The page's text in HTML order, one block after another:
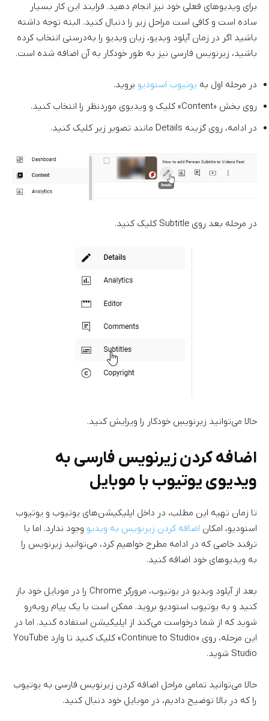
برای ویدیوهای فعلی خود نیز انجام دهید. فرایند این کار بسیار
ساده است و کافی است مراحل زیر را دنبال کنید. البته توجه داشته
باشید اگر در زمان آپلود ویدیو، زبان ویدیو را به‌درستی انتخاب کرده
باشید، زیرنویس فارسی نیز به طور خودکار به آن اضافه شده است.
در مرحله اول به یوتیوب استودیو بروید.
روی بخش «Content» کلیک و ویدیوی موردنظر را انتخاب کنید.
در ادامه، روی گزینه Details مانند تصویر زیر کلیک کنید.
در مرحله بعد روی Subtitle کلیک کنید.
حالا می‌توانید زیرنویسِ خودکار را ویرایش کنید.
اضافه کردن زیرنویس فارسی به
ویدیوی یوتیوب با موبایل
تا زمان تهیه این مطلب، در داخل اپلیکیشن‌های یوتیوب و یوتیوب
استودیو، امکان اضافه کردن زیرنویس به ویدیو وجود ندارد. اما با
ترفند خاصی که در ادامه مطرح خواهیم کرد، می‌توانید زیرنویس را
به ویدیوهای خود اضافه کنید.
بعد از آپلود ویدیو در یوتیوب، مرورگر Chrome را در موبایل خود باز
کنید و به یوتیوب استودیو بروید. ممکن است با یک پیام روبه‌رو
شوید که از شما درخواست می‌کند از اپلیکیشن استفاده کنید. اما در
این مرحله، روی «Continue to Studio» کلیک کنید تا وارد YouTube
Studio شوید.
حالا می‌توانید تمامی مراحل اضافه کردن زیرنویس فارسی به یوتیوب
را که در بالا توضیح دادیم، در موبایل خود دنبال کنید.